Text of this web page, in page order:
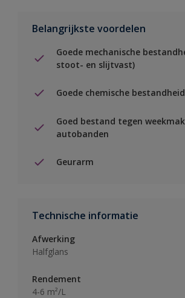
Belangrijkste voordelen
Goede mechanische
stoot- en slijtvast)
Goede chemische bestandheid
Goed bestand tegen
autobanden
Geurarm
Technische informatie
Afwerking
Halfglans
Rendement
4-6 m²/L